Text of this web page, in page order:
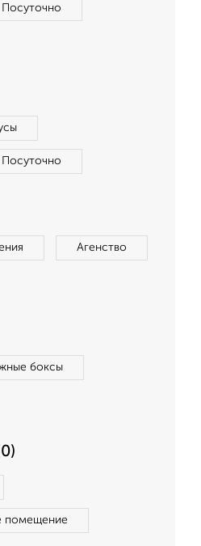
Посуточно
Посуточно
Агенство
боксы
помещение